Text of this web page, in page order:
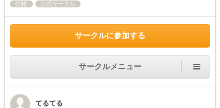
公開 公式サークル
サークルに参加する
サークルメニュー
てるてる